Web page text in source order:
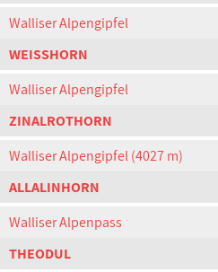
Walliser Alpengipfel
WEISSHORN
Walliser Alpengipfel
ZINALROTHORN
Walliser Alpengipfel (4027 m)
ALLALINHORN
Walliser Alpenpass
THEODUL